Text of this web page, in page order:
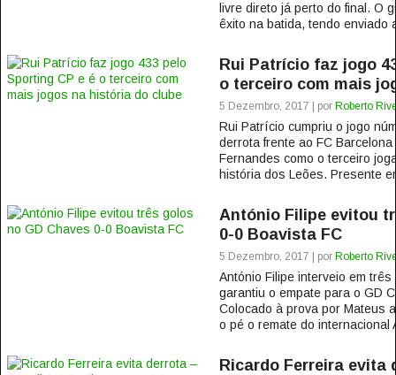
livre direto já perto do final. O
êxito na batida, tendo enviado
Rui Patrício faz jogo
o terceiro com mais
5 Dezembro, 2017 | por Roberto
Rui Patrício cumpriu o jogo
derrota frente ao FC
Fernandes como o terceiro
história dos Leões. Presente
António Filipe evitou
0-0 Boavista FC
5 Dezembro, 2017 | por Roberto
António Filipe interveio em
garantiu o empate para o GD
Colocado à prova por Mateus
o pé o remate do internacional
Ricardo Ferreira evita